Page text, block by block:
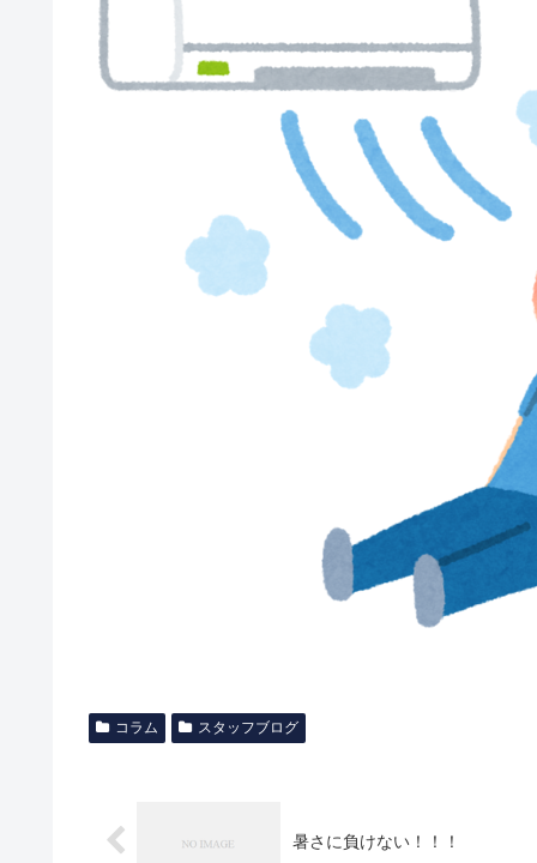
コラム スタッフブログ
暑さに負けない！！！